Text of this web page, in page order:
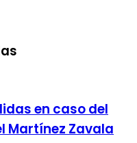
en caso del
Martínez Zavala